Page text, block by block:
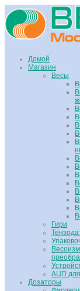
Домой
Магазин
Весы
Гири
АЦП для
Дозаторы